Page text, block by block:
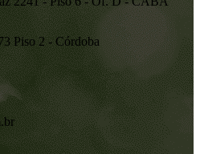
Piso 2 - Córdoba